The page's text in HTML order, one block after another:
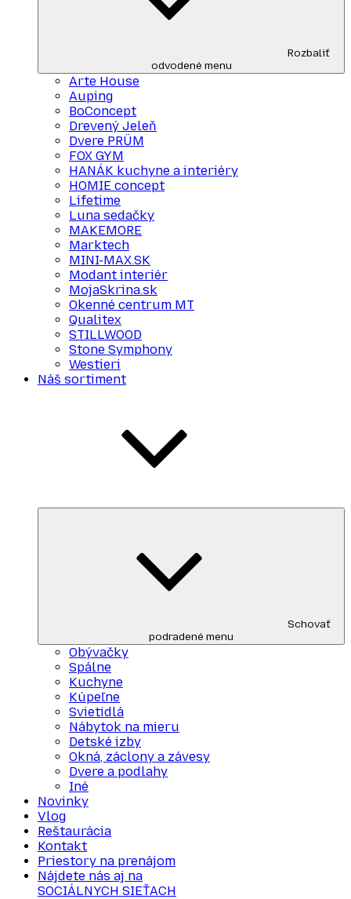
Rozbaliť
odvodené menu
Arte House
Auping
BoConcept
Drevený Jeleň
Dvere PRÜM
FOX GYM
HANÁK kuchyne a interiéry
HOMIE concept
Lifetime
Luna sedačky
MAKEMORE
Marktech
MINI-MAX.SK
Modant interiér
MojaSkrina.sk
Okenné centrum MT
Qualitex
STILLWOOD
Stone Symphony
Westieri
Náš sortiment
Schovať
podradené menu
Obývačky
Spálne
Kuchyne
Kúpeľne
Svietidlá
Nábytok na mieru
Detské izby
Okná, záclony a závesy
Dvere a podlahy
Iné
Novinky
Vlog
Reštaurácia
Kontakt
Priestory na prenájom
Nájdete nás aj na
SOCIÁLNYCH SIEŤACH